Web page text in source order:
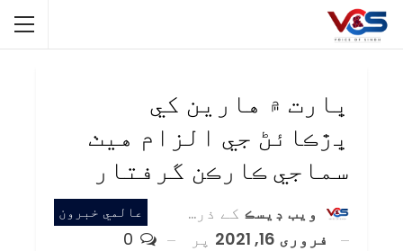
ڀارت ۾ هارين کي
ڀڙڪائڻ جي الزام هيٺ
سماجي ڪارڪن گرفتار
عالمي خبرون ويب ڊيسڪ کے ذریعہ
فروری 16, 2021
پر